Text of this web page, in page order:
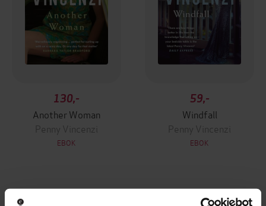
130,-
Another Woman
Penny Vincenzi
EBOK
59,-
Windfall
Penny Vincenzi
EBOK